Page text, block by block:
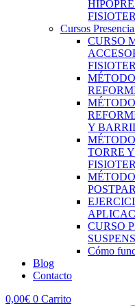
Cursos
CURSO
Y
TORRE
CURSO
Cómo
Blog
Contacto
0,00€ 0 Carrito